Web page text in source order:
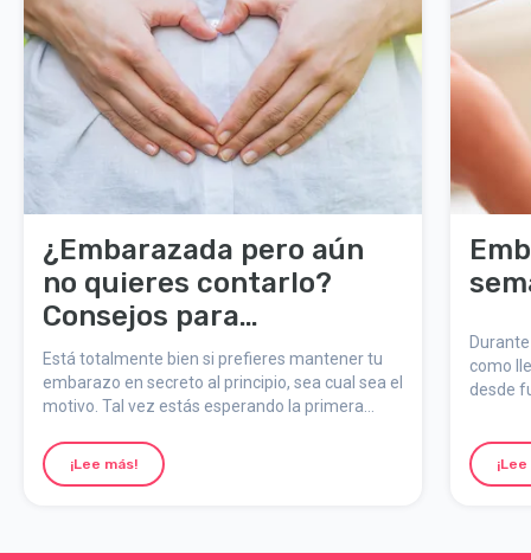
¿Embarazada pero aún
no quieres contarlo?
Consejos para
mantenerlo en secreto en
el primer trimestre
Está totalmente bien si prefieres mantener tu
embarazo en secreto al principio, sea cual sea el
motivo. Tal vez estás esperando la primera
no es el momento. Aquí tienes algunos trucos
para mantenerlo en secreto un poco más:
¡Lee más!
como
desde